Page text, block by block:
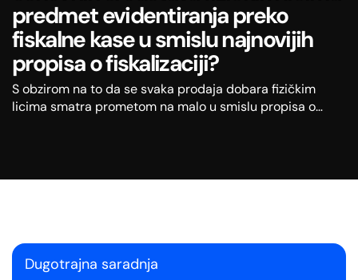
predmet evidentiranja preko
fiskalne kase u smislu najnovijih
propisa o fiskalizaciji?
S obzirom na to da se svaka prodaja dobara fizičkim
licima smatra prometom na malo u smislu propisa o
Dugotrajna saradnja